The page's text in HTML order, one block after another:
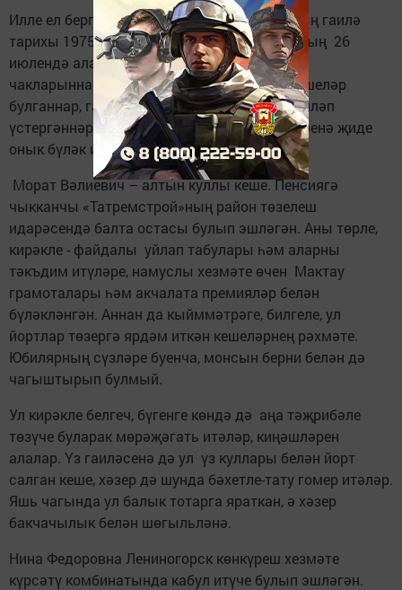
Илле ел бергә гомер кичергән юбилярларның гаилә
тарихы 1975 нче елдан башланган. Шул елның 26
июлендә алар гаилә корып җибәргән. Яшь
чакларыннан икесе дә эш сөючән, уңган кешеләр
булганнар, гаиләләрендә ул һәм кыз тәрбияләп
үстергәннәр. Бүгенге көндә алар әти-әниләренә җиде
онык бүләк иткәннәр.
Морат Вәлиевич – алтын куллы кеше. Пенсиягә
чыкканчы «Татремстрой»ның район төзелеш
идарәсендә балта остасы булып эшләгән. Аны төрле,
кирәкле - файдалы уйлап табулары һәм аларны
тәкъдим итүләре, намуслы хезмәте өчен Мактау
грамоталары һәм акчалата премияләр белән
бүләкләнгән. Аннан да кыйммәтрәге, билгеле, ул
йортлар төзергә ярдәм иткән кешеләрнең рәхмәте.
Юбилярның сүзләре буенча, монсын берни белән дә
чагыштырып булмый.
Ул кирәкле белгеч, бүгенге көндә дә аңа тәҗрибәле
төзүче буларак мөрәҗәгать итәләр, киңәшләрен
алалар. Үз гаиләсенә дә ул үз куллары белән йорт
салган кеше, хәзер дә шунда бәхетле-тату гомер итәләр.
Яшь чагында ул балык тотарга яраткан, ә хәзер
бакчачылык белән шөгыльләнә.
Нина Федоровна Лениногорск көнкүреш хезмәте
күрсәтү комбинатында кабул итүче булып эшләгән.